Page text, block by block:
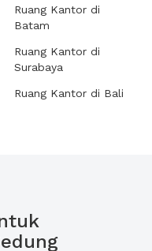
Ruang Kantor di
Batam
Ruang Kantor di
Surabaya
Ruang Kantor di Bali